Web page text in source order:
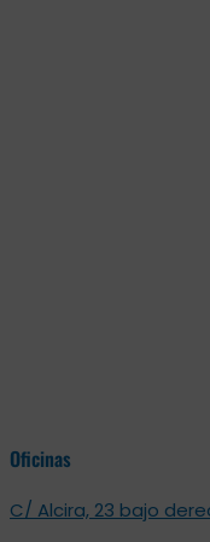
Oficinas
C/ Alcira, 23 bajo